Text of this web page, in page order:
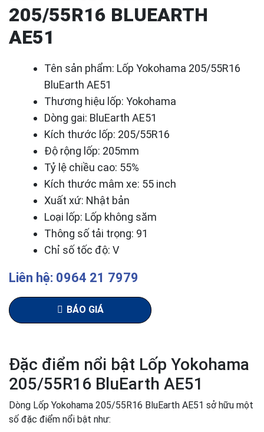
205/55R16 BLUEARTH
AE51
Tên sản phẩm: Lốp Yokohama 205/55R16
BluEarth AE51
Thương hiệu lốp: Yokohama
Dòng gai: BluEarth AE51
Kích thước lốp: 205/55R16
Độ rộng lốp: 205mm
Tỷ lệ chiều cao: 55%
Kích thước mâm xe: 55 inch
Xuất xứ: Nhật bản
Loại lốp: Lốp không săm
Thông số tải trọng: 91
Chỉ số tốc độ: V
Liên hệ: 0964 21 7979
BÁO GIÁ
Đặc điểm nổi bật Lốp Yokohama
205/55R16 BluEarth AE51
Dòng Lốp Yokohama 205/55R16 BluEarth AE51 sở hữu một
số đặc điểm nổi bật như: